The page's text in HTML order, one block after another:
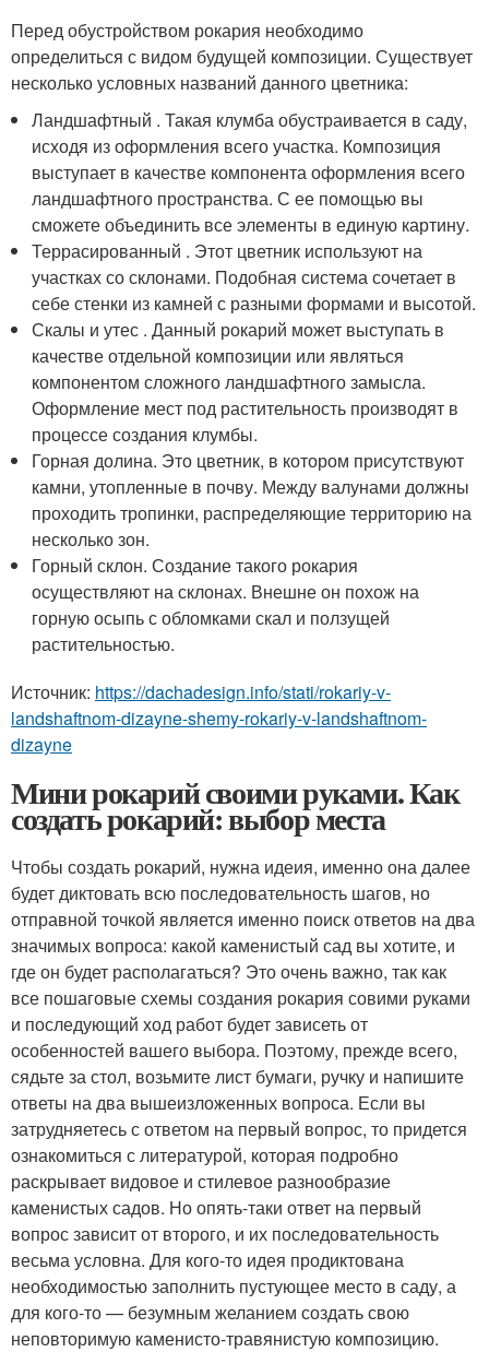
Перед обустройством рокария необходимо
определиться с видом будущей композиции. Существует
несколько условных названий данного цветника:
Ландшафтный . Такая клумба обустраивается в саду,
исходя из оформления всего участка. Композиция
выступает в качестве компонента оформления всего
ландшафтного пространства. С ее помощью вы
сможете объединить все элементы в единую картину.
Террасированный . Этот цветник используют на
участках со склонами. Подобная система сочетает в
себе стенки из камней с разными формами и высотой.
Скалы и утес . Данный рокарий может выступать в
качестве отдельной композиции или являться
компонентом сложного ландшафтного замысла.
Оформление мест под растительность производят в
процессе создания клумбы.
Горная долина. Это цветник, в котором присутствуют
камни, утопленные в почву. Между валунами должны
проходить тропинки, распределяющие территорию на
несколько зон.
Горный склон. Создание такого рокария
осуществляют на склонах. Внешне он похож на
горную осыпь с обломками скал и ползущей
растительностью.
Источник: https://dachadesign.info/stati/rokariy-v-
landshaftnom-dizayne-shemy-rokariy-v-landshaftnom-
dizayne
Мини рокарий своими руками. Как
создать рокарий: выбор места
Чтобы создать рокарий, нужна идеия, именно она далее
будет диктовать всю последовательность шагов, но
отправной точкой является именно поиск ответов на два
значимых вопроса: какой каменистый сад вы хотите, и
где он будет располагаться? Это очень важно, так как
все пошаговые схемы создания рокария совими руками
и последующий ход работ будет зависеть от
особенностей вашего выбора. Поэтому, прежде всего,
сядьте за стол, возьмите лист бумаги, ручку и напишите
ответы на два вышеизложенных вопроса. Если вы
затрудняетесь с ответом на первый вопрос, то придется
ознакомиться с литературой, которая подробно
раскрывает видовое и стилевое разнообразие
каменистых садов. Но опять-таки ответ на первый
вопрос зависит от второго, и их последовательность
весьма условна. Для кого-то идея продиктована
необходимостью заполнить пустующее место в саду, а
для кого-то — безумным желанием создать свою
неповторимую каменисто-травянистую композицию.